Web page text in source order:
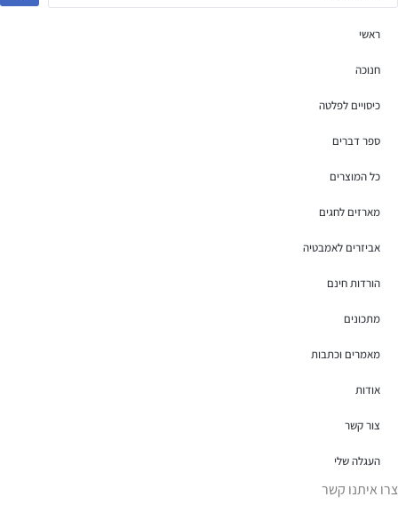
ראשי
חנוכה
כיסויים לפלטה
ספר דברים
כל המוצרים
מארזים לחגים
אביזרים לאמבטיה
הורדות חינם
מתכונים
מאמרים וכתבות
אודות
צור קשר
העגלה שלי
צרו איתנו קשר